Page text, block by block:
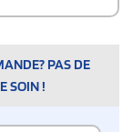
PAS DE
SOIN !